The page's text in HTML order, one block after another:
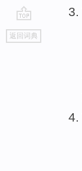
go
top
返回词典